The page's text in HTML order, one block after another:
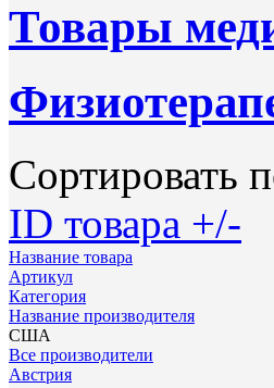
Товары
Сортировать
ID товара +/-
Название товара
Артикул
Категория
Название производителя
США
Все производители
Австрия